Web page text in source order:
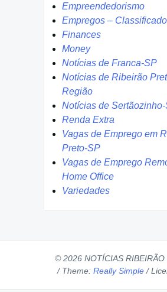
Empreendedorismo
Empregos –
Finances
Money
Notícias de Franca-SP
Notícias de Ribeirão
Região
Notícias de
Renda Extra
Vagas de Emprego em
Preto-SP
Vagas de Emprego
Home Office
Variedades
© 2026 NOTÍCIAS RIBEIRÃO
/Theme: Really Simple /